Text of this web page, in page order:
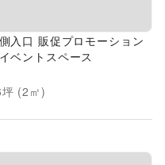
入口 販促プロモーション
ベントスペース
坪 (2 ㎡)